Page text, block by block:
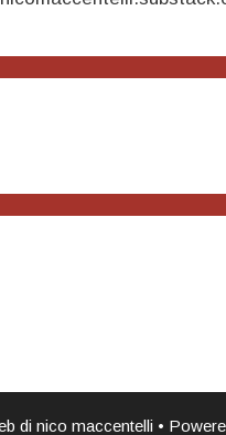
di nico maccentelli•